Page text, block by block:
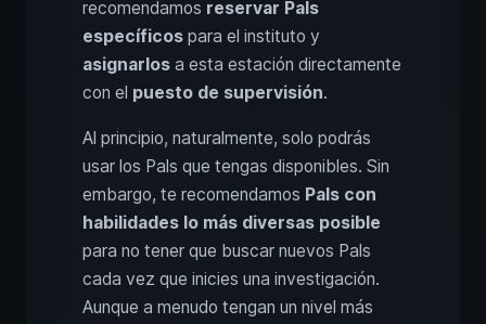
recomendamos reservar Pals
específicos para el instituto y
asignarlos a esta estación directamente
con el puesto de supervisión.
Al principio, naturalmente, solo podrás
usar los Pals que tengas disponibles. Sin
embargo, te recomendamos Pals con
habilidades lo más diversas posible
para no tener que buscar nuevos Pals
cada vez que inicies una investigación.
Aunque a menudo tengan un nivel más